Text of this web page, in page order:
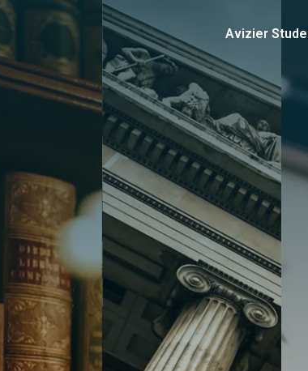
Admitere Erasmus & Internațional
Contact
Avizier